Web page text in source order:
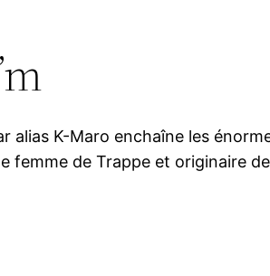
alias K-Maro enchaîne les
femme de Trappe et